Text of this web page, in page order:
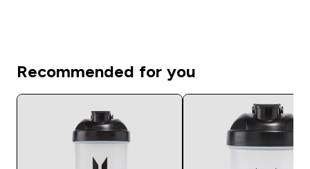
Recommended for you